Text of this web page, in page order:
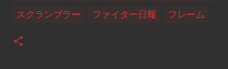
スクランブラー
ファイター日報 フレーム